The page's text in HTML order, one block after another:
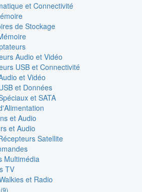
et Connectivité
de Stockage
Audio et Vidéo
USB et Connectivité
et Vidéo
et Données
et SATA
et Audio
et Audio
Satellite
Multimédia
TV
et Radio
(9)